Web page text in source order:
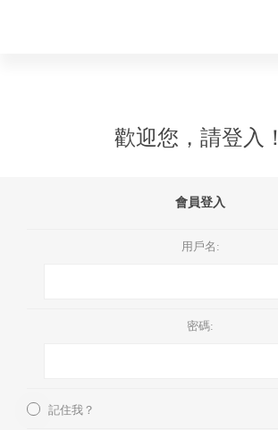
歡迎您，請登入！
會員登入
用戶名:
密碼:
記住我？